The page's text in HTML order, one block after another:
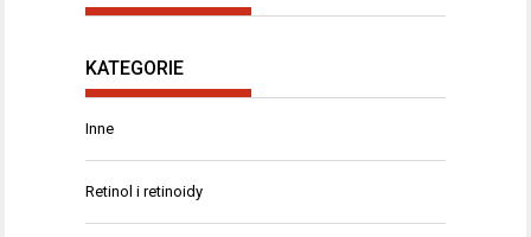
KATEGORIE
Inne
Retinol i retinoidy